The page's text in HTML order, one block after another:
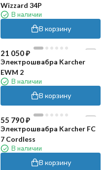
Wizzard 34P
В наличии
В корзину
21 050₽
Электрошвабра Karcher
EWM 2
В наличии
В корзину
55 790₽
Электрошвабра Karcher FC
7 Cordless
В наличии
В корзину